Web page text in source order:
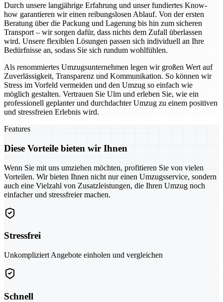
Durch unsere langjährige Erfahrung und unser fundiertes Know-
how garantieren wir einen reibungslosen Ablauf. Von der ersten
Beratung über die Packung und Lagerung bis hin zum sicheren
Transport – wir sorgen dafür, dass nichts dem Zufall überlassen
wird. Unsere flexiblen Lösungen passen sich individuell an Ihre
Bedürfnisse an, sodass Sie sich rundum wohlfühlen.
Als renommiertes Umzugsunternehmen legen wir großen Wert auf
Zuverlässigkeit, Transparenz und Kommunikation. So können wir
Stress im Vorfeld vermeiden und den Umzug so einfach wie
möglich gestalten. Vertrauen Sie Ulm und erleben Sie, wie ein
professionell geplanter und durchdachter Umzug zu einem positiven
und stressfreien Erlebnis wird.
Features
Diese Vorteile bieten wir Ihnen
Wenn Sie mit uns umziehen möchten, profitieren Sie von vielen
Vorteilen. Wir bieten Ihnen nicht nur einen Umzugsservice, sondern
auch eine Vielzahl von Zusatzleistungen, die Ihren Umzug noch
einfacher und stressfreier machen.
Stressfrei
Unkompliziert Angebote einholen und vergleichen
Schnell